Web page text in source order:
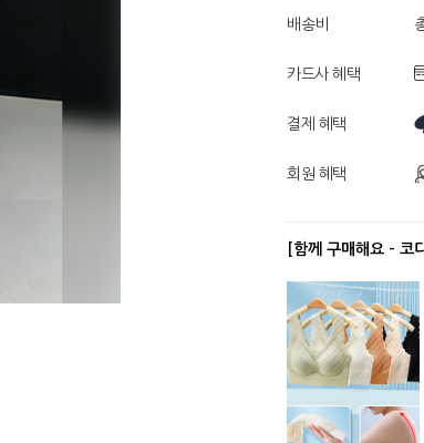
배송비
카드사 혜택
결제 혜택
회원 혜택
[함께 구매해요 - 코